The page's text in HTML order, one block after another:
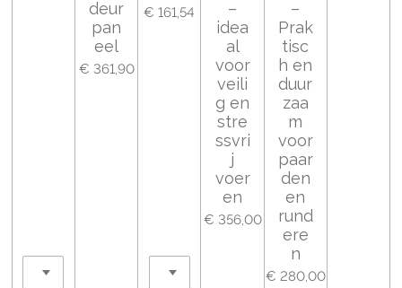
deur
pan
eel
€ 361,90
€ 161,54
–
idea
al
voor
veili
g en
stre
ssvri
j
voer
en
€ 356,00
–
Prak
tisc
h en
duur
zaa
m
voor
paar
den
en
rund
ere
n
€ 280,00